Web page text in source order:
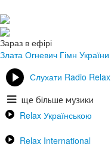
Зараз в ефірі
Злата Огневич Гімн України
Слухати Radio Relax
ще більше музики
Relax Українською
Relax International